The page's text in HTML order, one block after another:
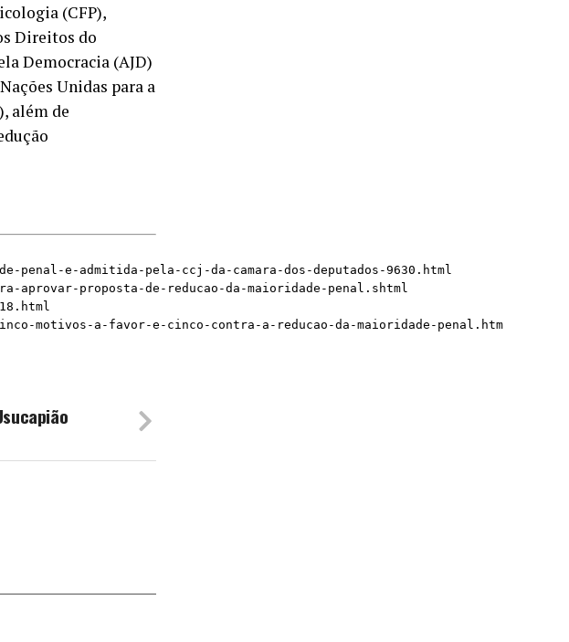
(CFP),
Direitos do
Democracia (AJD)
Unidas para a
além de
penal-e-admitida-pela-ccj-da-camara-dos-deputados-9630.html
aprovar-proposta-de-reducao-da-maioridade-penal.shtml
motivos-a-favor-e-cinco-contra-a-reducao-da-maioridade-penal.htm